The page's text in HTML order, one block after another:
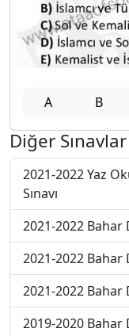
A B
Diğer Sınavlar
2021-2022 Yaz
Sınavı
2021-2022 Bahar
2021-2022 Bahar
2021-2022 Bahar
2019-2020 Bahar